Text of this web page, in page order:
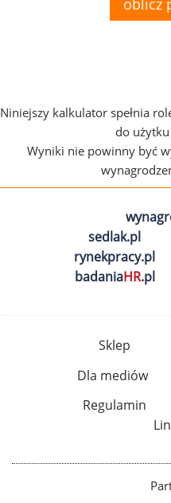
oblicz
Niniejszy kalkulator spełnia
do
Wyniki nie powinny być
sedlak.pl
rynekpracy.pl
badaniaHR.pl
Sklep
Dla mediów
Regulamin